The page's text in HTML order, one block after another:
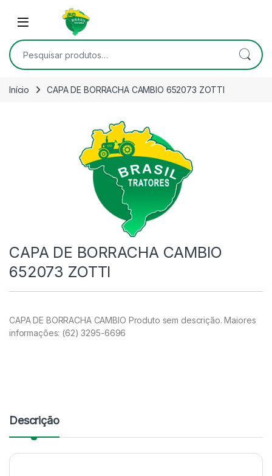
Skip to navigation
Open
Pesquisar por:
Início CAPA DE BORRACHA CAMBIO 652073 ZOTTI
CAPA DE BORRACHA CAMBIO
652073 ZOTTI
CAPA DE BORRACHA CAMBIO Produto sem descrição. Maiores
informações: (62) 3295-6696
Descrição